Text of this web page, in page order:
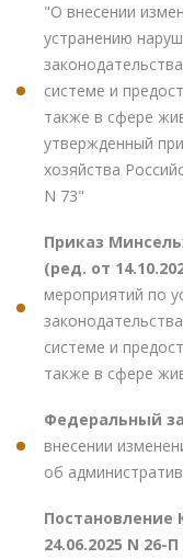
"О внесении
устранению
системе и
также в сфере
утвержденный
хозяйства
N 73"
Приказ
(ред. от
мероприятий по
системе и
также в сфере
Федеральный
внесении
об
Постановление
24.06.2025 N 26-П